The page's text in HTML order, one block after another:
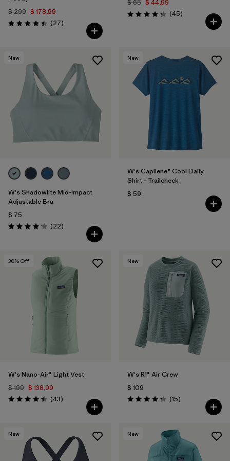
$ 299 $ 178,99
Valoración: 4.5 / 5
(27Comentarios
)
$ 65 $ 44,99
Valoración: 4.3 / 5
(45Comentarios
)
New
W's Shadowlite Mid-Impact
Adjustable Bra
$ 75
Valoración: 4.1 / 5
(22Comentarios
)
New
W's Capilene® Cool Daily
Shirt - Trailcheck
$ 59
30% Off
W's Nano-Air® Light Vest
$ 199 $ 138,99
Valoración: 4.4 / 5
(43Comentarios
)
New
W's R1® Air Crew
$ 109
Valoración: 4.3 / 5
(15Comentarios
)
New New